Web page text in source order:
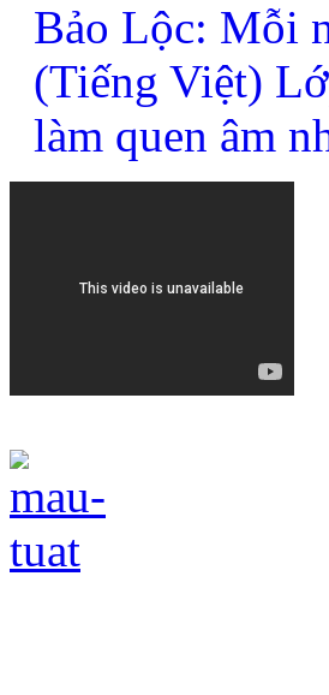
Bảo Lộc: Mỗi
(Tiếng Việt)
làm quen âm